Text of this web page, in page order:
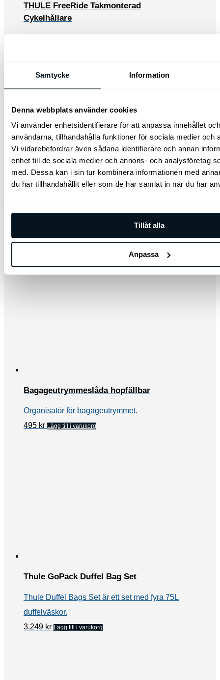
Samtycke Information
Denna webbplats använder cookies
Vi använder enhetsidentifierare för att anpassa innehållet
användarna, tillhandahålla funktioner för sociala medier och
Vi vidarebefordrar även sådana identifierare och annan
enhet till de sociala medier och annons- och analysföretag
med. Dessa kan i sin tur kombinera informationen med
du har tillhandahållit eller som de har samlat in när du har
Tillåt alla
Anpassa
THULE FreeRide Takmonterad
Cykelhållare
Skid- & snowboardhållare 400
Bagageutrymmeslåda hopfällbar
Organisatör för bagageutrymmet.
495 kr Lägg till i varukorg
Thule GoPack Duffel Bag Set
Thule Duffel Bags Set är ett set med fyra 75L
duffelväskor.
3.249 kr Lägg till i varukorg